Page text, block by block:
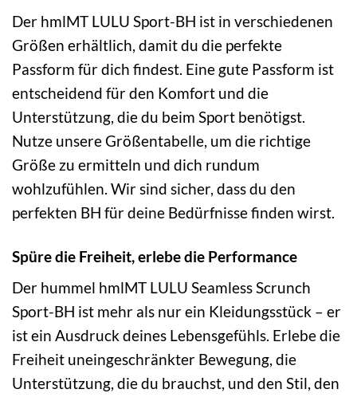
Der hmlMT LULU Sport-BH ist in verschiedenen
Größen erhältlich, damit du die perfekte
Passform für dich findest. Eine gute Passform ist
entscheidend für den Komfort und die
Unterstützung, die du beim Sport benötigst.
Nutze unsere Größentabelle, um die richtige
Größe zu ermitteln und dich rundum
wohlzufühlen. Wir sind sicher, dass du den
perfekten BH für deine Bedürfnisse finden wirst.
Spüre die Freiheit, erlebe die Performance
Der hummel hmlMT LULU Seamless Scrunch
Sport-BH ist mehr als nur ein Kleidungsstück – er
ist ein Ausdruck deines Lebensgefühls. Erlebe die
Freiheit uneingeschränkter Bewegung, die
Unterstützung, die du brauchst, und den Stil, den